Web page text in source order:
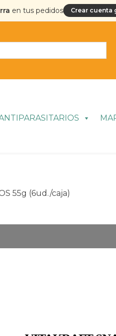
en tus pedidos Crear cuenta
55g (6ud./caja)